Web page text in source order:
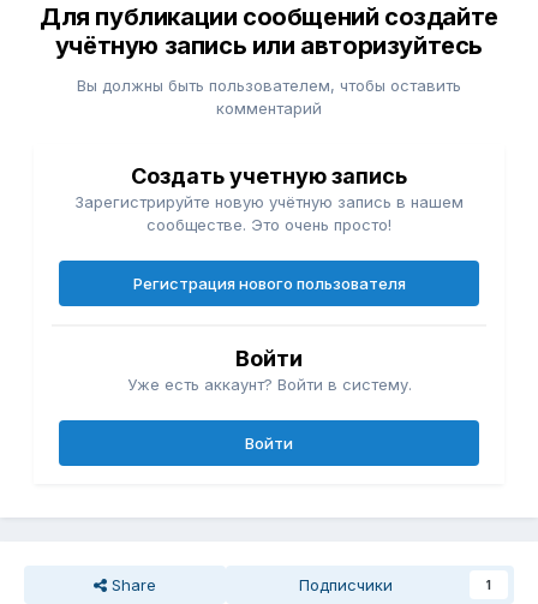
Для публикации сообщений создайте
учётную запись или авторизуйтесь
Вы должны быть пользователем, чтобы оставить
комментарий
Создать учетную запись
Зарегистрируйте новую учётную запись в нашем
сообществе. Это очень просто!
Регистрация нового пользователя
Войти
Уже есть аккаунт? Войти в систему.
Войти
Share Подписчики 1